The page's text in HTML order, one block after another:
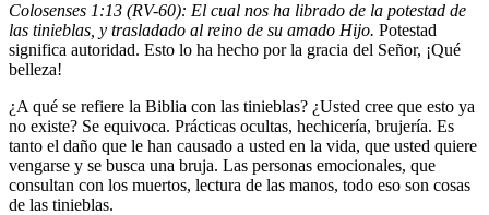
Colosenses 1:13 (RV-60): El cual nos ha librado de la potestad de
las tinieblas, y trasladado al reino de su amado Hijo. Potestad
significa autoridad. Esto lo ha hecho por la gracia del Señor, ¡Qué
belleza!
¿A qué se refiere la Biblia con las tinieblas? ¿Usted cree que esto ya
no existe? Se equivoca. Prácticas ocultas, hechicería, brujería. Es
tanto el daño que le han causado a usted en la vida, que usted quiere
vengarse y se busca una bruja. Las personas emocionales, que
consultan con los muertos, lectura de las manos, todo eso son cosas
de las tinieblas.